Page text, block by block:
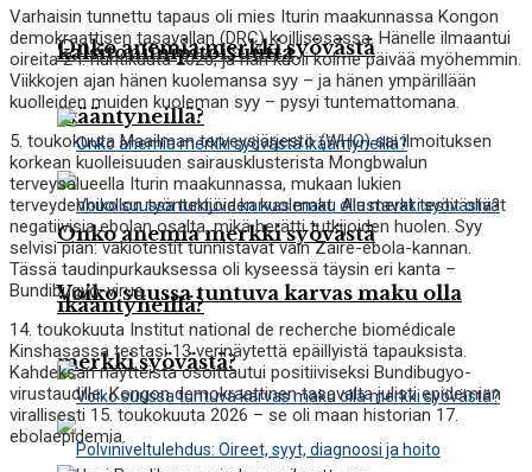
Onko anemia merkki syövästä
ikääntyneillä?
Voiko suussa tuntuva karvas maku olla
merkki syövästä?
kalsitoniinipitoisuutta
Onko anemia merkki syövästä
ikääntyneillä?
Varhaisin tunnettu tapaus oli mies Iturin maakunnassa Kongon
demokraattisen tasavallan (DRC) koillisosassa. Hänelle ilmaantui
oireita 24. huhtikuuta 2026, ja hän kuoli kolme päivää myöhemmin.
Viikkojen ajan hänen kuolemansa syy – ja hänen ympärillään
kuolleiden muiden kuoleman syy – pysyi tuntemattomana.
5. toukokuuta Maailman terveysjärjestö (WHO) sai ilmoituksen
korkean kuolleisuuden sairausklusterista Mongbwalun
terveysalueella Iturin maakunnassa, mukaan lukien
terveydenhuollon työntekijöiden kuolemat. Alustavat testit olivat
negatiivisia ebolan osalta, mikä herätti tutkijoiden huolen. Syy
selvisi pian: vakiotestit tunnistavat vain Zaire-ebola-kannan.
Tässä taudinpurkauksessa oli kyseessä täysin eri kanta –
Bundibugyo-virus.
14. toukokuuta Institut national de recherche biomédicale
Kinshasassa testasi 13 verinäytettä epäillyistä tapauksista.
Kahdeksan näytteistä osoittautui positiiviseksi Bundibugyo-
virustaudille. Kongon demokraattinen tasavalta julisti epidemian
virallisesti 15. toukokuuta 2026 – se oli maan historian 17.
ebolaepidemia.